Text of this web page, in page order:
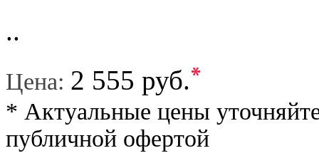
..
Цена: 2 555 руб.*
* Актуальные цены
публичной офертой